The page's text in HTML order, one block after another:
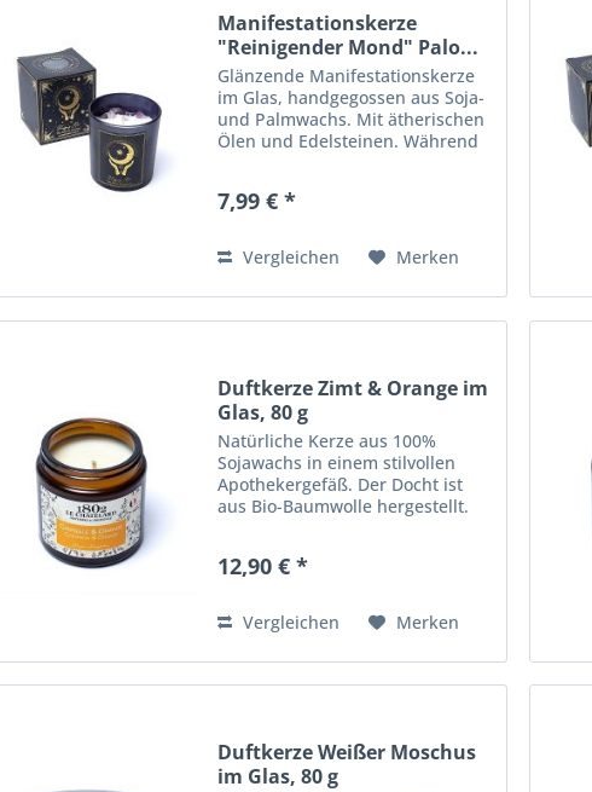
Manifestationskerze
"Reinigender Mond" Palo...
Glänzende Manifestationskerze
im Glas, handgegossen aus Soja-
und Palmwachs. Mit ätherischen
Ölen und Edelsteinen. Während
zusammen. Nach Ende der
die...
7,99 € *
Vergleichen Merken
Duftkerze Zimt & Orange im
Glas, 80 g
Natürliche Kerze aus 100%
Sojawachs in einem stilvollen
Apothekergefäß. Der Docht ist
aus Bio-Baumwolle hergestellt.
Werbegeschenk. Mit dem Aroma
Gebrauchsanweisung...
12,90 € *
Vergleichen Merken
Duftkerze Weißer Moschus
im Glas, 80 g